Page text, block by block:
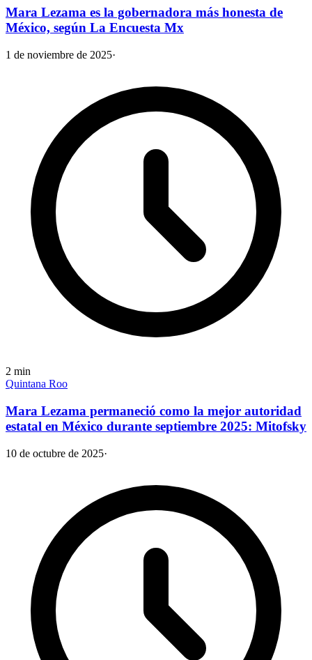
Mara Lezama es la gobernadora más honesta de
México, según La Encuesta Mx
1 de noviembre de 2025·
2 min
Quintana Roo
Mara Lezama permaneció como la mejor autoridad
estatal en México durante septiembre 2025: Mitofsky
10 de octubre de 2025·